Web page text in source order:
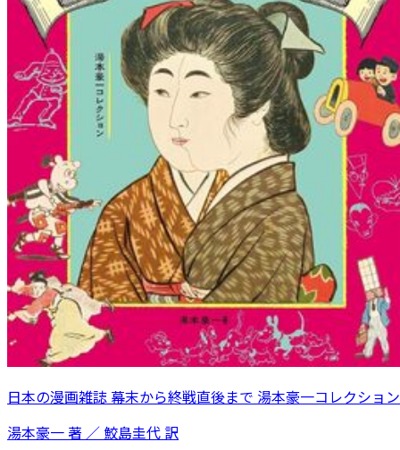
日本の漫画雑誌 幕末から終戦直後まで 湯本豪一コレクション
湯本豪一 著 ／ 鮫島圭代 訳